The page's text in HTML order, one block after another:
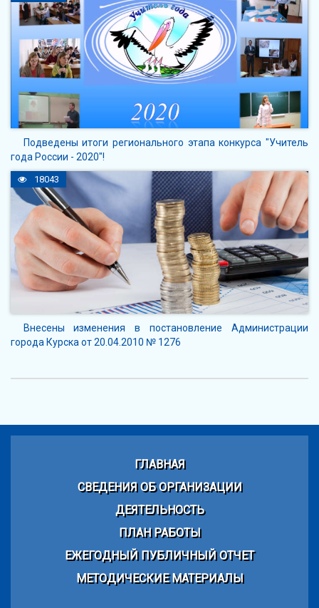
Подведены итоги регионального этапа конкурса "Учитель
года России - 2020"!
18043
Внесены изменения в постановление Администрации
города Курска от 20.04.2010 № 1276
ГЛАВНАЯ
СВЕДЕНИЯ ОБ ОРГАНИЗАЦИИ
ДЕЯТЕЛЬНОСТЬ
ПЛАН РАБОТЫ
ЕЖЕГОДНЫЙ ПУБЛИЧНЫЙ ОТЧЕТ
МЕТОДИЧЕСКИЕ МАТЕРИАЛЫ